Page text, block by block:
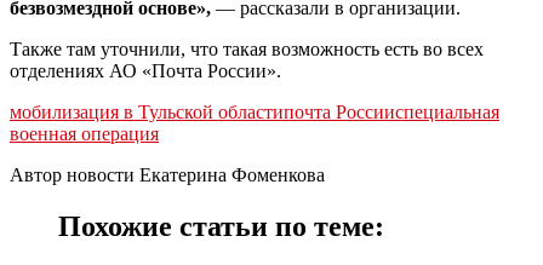
безвозмездной основе», — рассказали в организации.
Также там уточнили, что такая возможность есть во всех
отделениях АО «Почта России».
мобилизация в Тульской областипочта Россииспециальная
военная операция
Автор новости Екатерина Фоменкова
Похожие статьи по теме: